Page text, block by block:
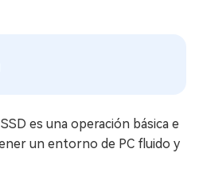
es una operación básica e
un entorno de PC fluido y